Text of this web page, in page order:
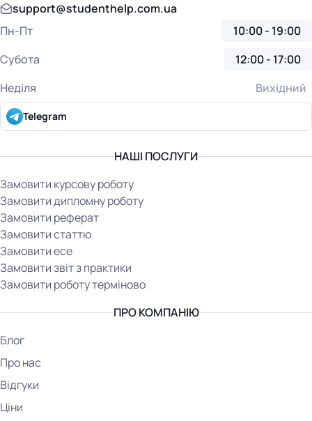
НАШІ ПОСЛУГИ
Замовити курсову роботу
Замовити дипломну роботу
Замовити реферат
Замовити статтю
Замовити есе
Замовити звіт з практики
Замовити роботу терміново
ПРО КОМПАНІЮ
Блог
Про нас
Відгуки
Ціни
support@studenthelp.com.ua
Пн-Пт
10:00 - 19:00
Субота
12:00 - 17:00
Неділя
Вихідний
Telegram